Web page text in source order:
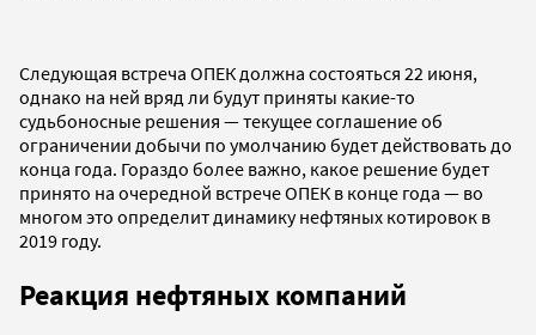
Следующая встреча ОПЕК должна состояться 22 июня,
однако на ней вряд ли будут приняты какие-то
судьбоносные решения — текущее соглашение об
ограничении добычи по умолчанию будет действовать до
конца года. Гораздо более важно, какое решение будет
принято на очередной встрече ОПЕК в конце года — во
многом это определит динамику нефтяных котировок в
2019 году.
Реакция нефтяных компаний